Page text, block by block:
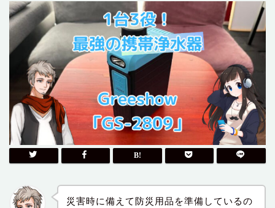
災害時に備えて防災用品を準備しているの